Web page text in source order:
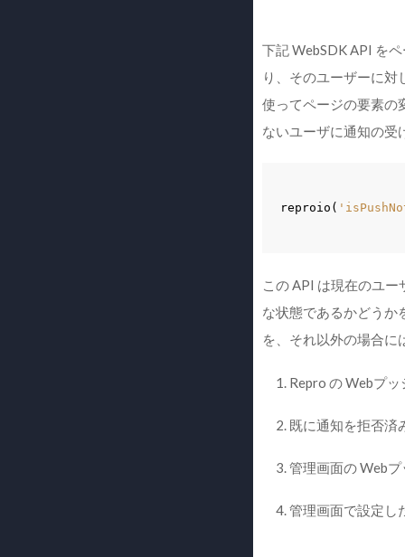
下記 WebSDK API を
り、そのユーザーに
使ってページの要素の
ないユーザに通知の受
reproio (
この API は現在のユ
な状態であるかどうか
を、それ以外の場合に
Repro の Webプ
既に通知を拒否済
管理画面の Web
管理画面で設定し